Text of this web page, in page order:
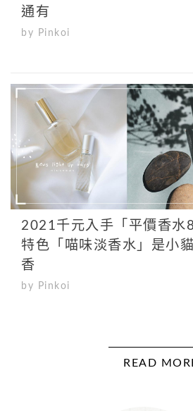
通有
by Pinkoi
2021千元入手「平價香水
特色「喵味淡香水」是小
香
by Pinkoi
READ